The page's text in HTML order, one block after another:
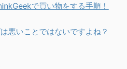
で買い物をする手順！
悪いことではないですよね？